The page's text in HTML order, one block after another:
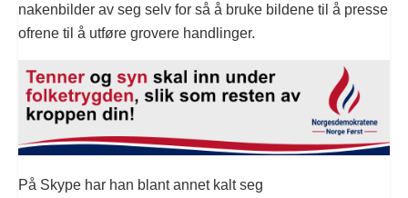
nakenbilder av seg selv for så å bruke bildene til å presse
ofrene til å utføre grovere handlinger.
På Skype har han blant annet kalt seg